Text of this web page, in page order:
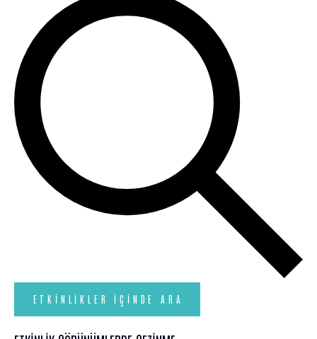
ETKINLIKLER IÇINDE ARA